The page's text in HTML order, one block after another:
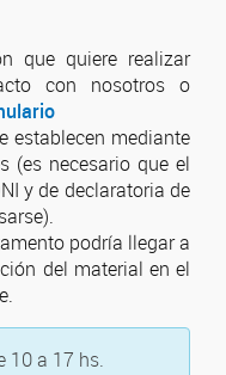
que quiere realizar
con nosotros o
establecen mediante
(es necesario que el
y de declaratoria de
podría llegar a
del material en el
10 a 17 hs.